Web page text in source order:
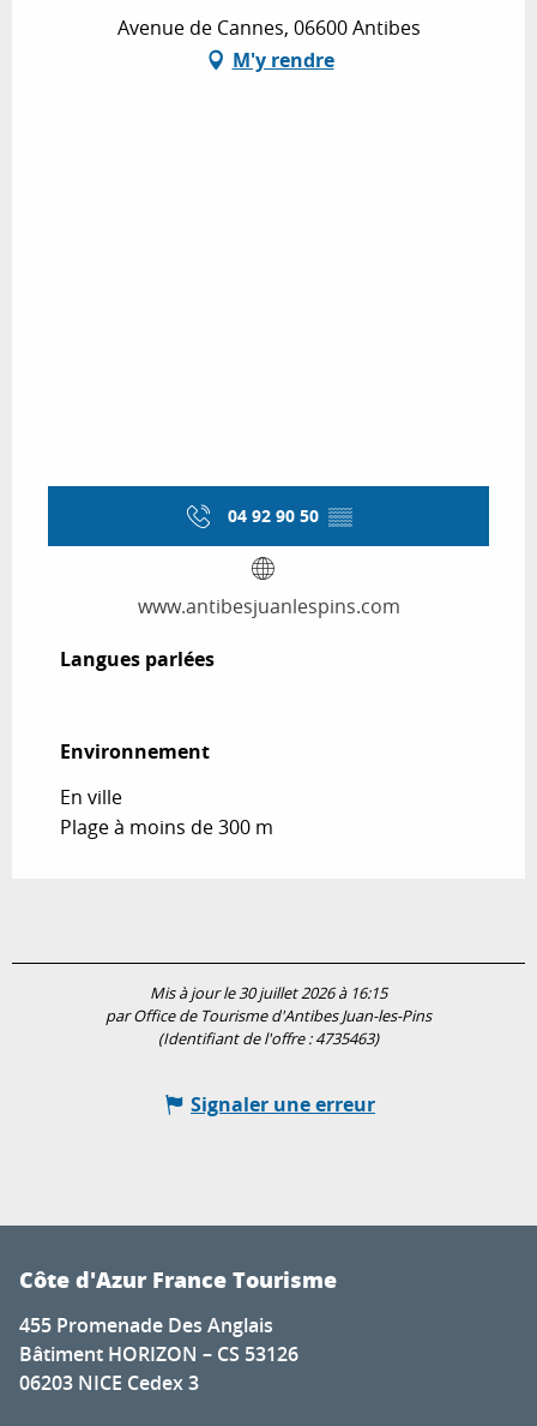
Avenue de Cannes, 06600 Antibes
M'y rendre
04 92 90 50 ▒▒
www.antibesjuanlespins.com
Langues parlées
Langues parlées
Environnement
Environnement
En ville
Plage à moins de 300 m
Mis à jour le 30 juillet 2026 à 16:15
par Office de Tourisme d'Antibes Juan-les-Pins
(Identifiant de l'offre :4735463)
Signaler une erreur
Côte d'Azur France Tourisme
455 Promenade Des Anglais
Bâtiment HORIZON – CS 53126
06203 NICE Cedex 3